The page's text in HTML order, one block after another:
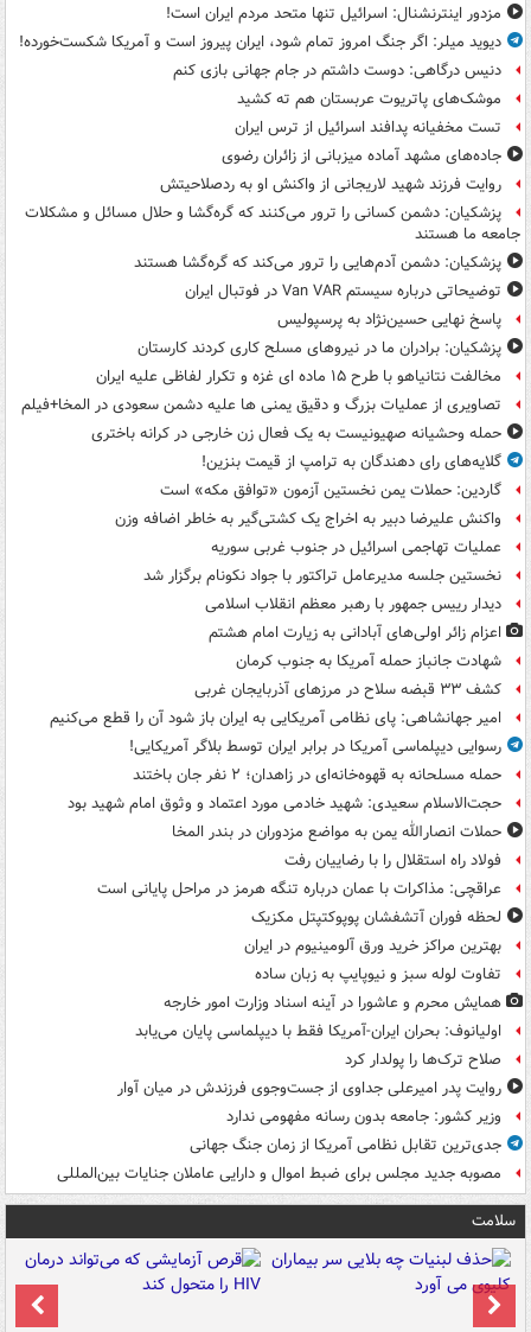
مزدور اینترنشنال: اسرائیل تنها متحد مردم ایران است!
دیوید میلر: اگر جنگ امروز تمام شود، ایران پیروز است و آمریکا شکست‌خورده!
دنیس درگاهی: دوست داشتم در جام جهانی بازی کنم
موشک‌های پاتریوت عربستان هم ته‌ کشید
تست مخفیانه پدافند اسرائیل از ترس ایران
جاده‌های مشهد آماده میزبانی از زائران رضوی
روایت فرزند شهید لاریجانی از واکنش او به ردصلاحیتش
پزشکیان: دشمن کسانی را ترور می‌کنند که گره‌گشا و حلال مسائل و مشکلات
جامعه ما هستند
پزشکیان: دشمن آدم‌هایی را ترور می‌کند که گره‌گشا هستند
توضیحاتی درباره سیستم Van VAR در فوتبال ایران
پاسخ نهایی حسین‌نژاد به پرسپولیس
پزشکیان: برادران ما در نیروهای مسلح کاری کردند کارستان
مخالفت نتانیاهو با طرح ۱۵ ماده ای غزه و تکرار لفاظی علیه ایران
تصاویری از عملیات بزرگ و دقیق یمنی ها علیه دشمن سعودی در المخا+فیلم
حمله وحشیانه صهیونیست به یک فعال زن خارجی در کرانه باختری
گلایه‌های رای دهندگان به ترامپ از قیمت بنزین!
گاردین: حملات یمن نخستین آزمون «توافق مکه» است
واکنش علیرضا دبیر به اخراج یک کشتی‌گیر به خاطر اضافه وزن
عملیات تهاجمی اسرائیل در جنوب غربی سوریه
نخستین جلسه مدیرعامل تراکتور با جواد نکونام برگزار شد
دیدار رییس جمهور با رهبر معظم انقلاب اسلامی
اعزام زائر اولی‌های آبادانی به زیارت امام هشتم
شهادت جانباز حمله آمریکا به جنوب کرمان
کشف ۳۳ قبضه سلاح در مرزهای آذربایجان غربی
امیر جهانشاهی: پای نظامی آمریکایی به ایران باز شود آن را قطع می‌کنیم
رسوایی دیپلماسی آمریکا در برابر ایران توسط بلاگر آمریکایی!
حمله مسلحانه به قهوه‌خانه‌ای در زاهدان؛ ۲ نفر جان باختند
حجت‌الاسلام سعیدی: شهید خادمی مورد اعتماد و وثوق امام شهید بود
حملات انصارالله یمن به مواضع مزدوران در بندر المخا
فولاد راه استقلال را با رضاییان رفت
عراقچی: مذاکرات با عمان درباره تنگه هرمز در مراحل پایانی است
لحظه فوران آتشفشان پوپوکتپتل مکزیک
بهترین مراکز خرید ورق آلومینیوم در ایران
تفاوت لوله سبز و نیوپایپ به زبان ساده
همایش محرم و عاشورا در آینه اسناد وزارت امور خارجه
اولیانوف: بحران ایران-آمریکا فقط با دیپلماسی پایان می‌یابد
صلاح ترک‌ها را پولدار کرد
روایت پدر امیرعلی جداوی از جست‌وجوی فرزندش در میان آوار
وزیر کشور: جامعه بدون رسانه مفهومی ندارد
جدی‌ترین تقابل نظامی آمریکا از زمان جنگ جهانی
مصوبه جدید مجلس برای ضبط اموال و دارایی عاملان جنایات بین‌المللی
سلامت